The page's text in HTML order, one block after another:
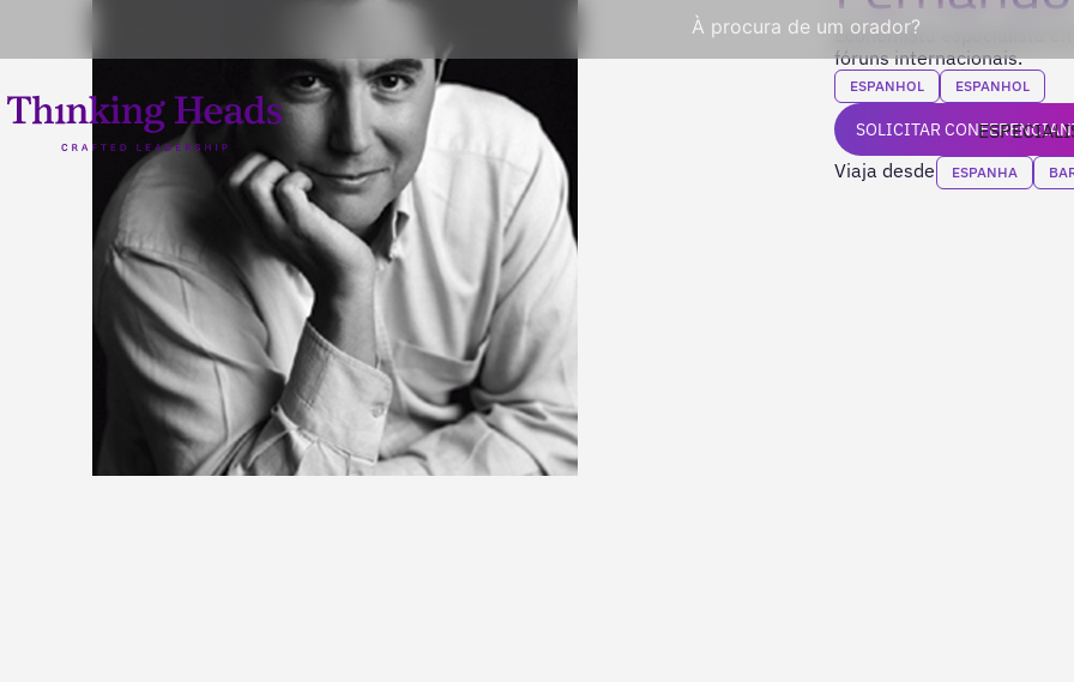
À procura de um orador?Economista especialista
fóruns internacionais.
ESPANHOL ESPANHOL
SOLICITAR
Viaja desde ESPANHA